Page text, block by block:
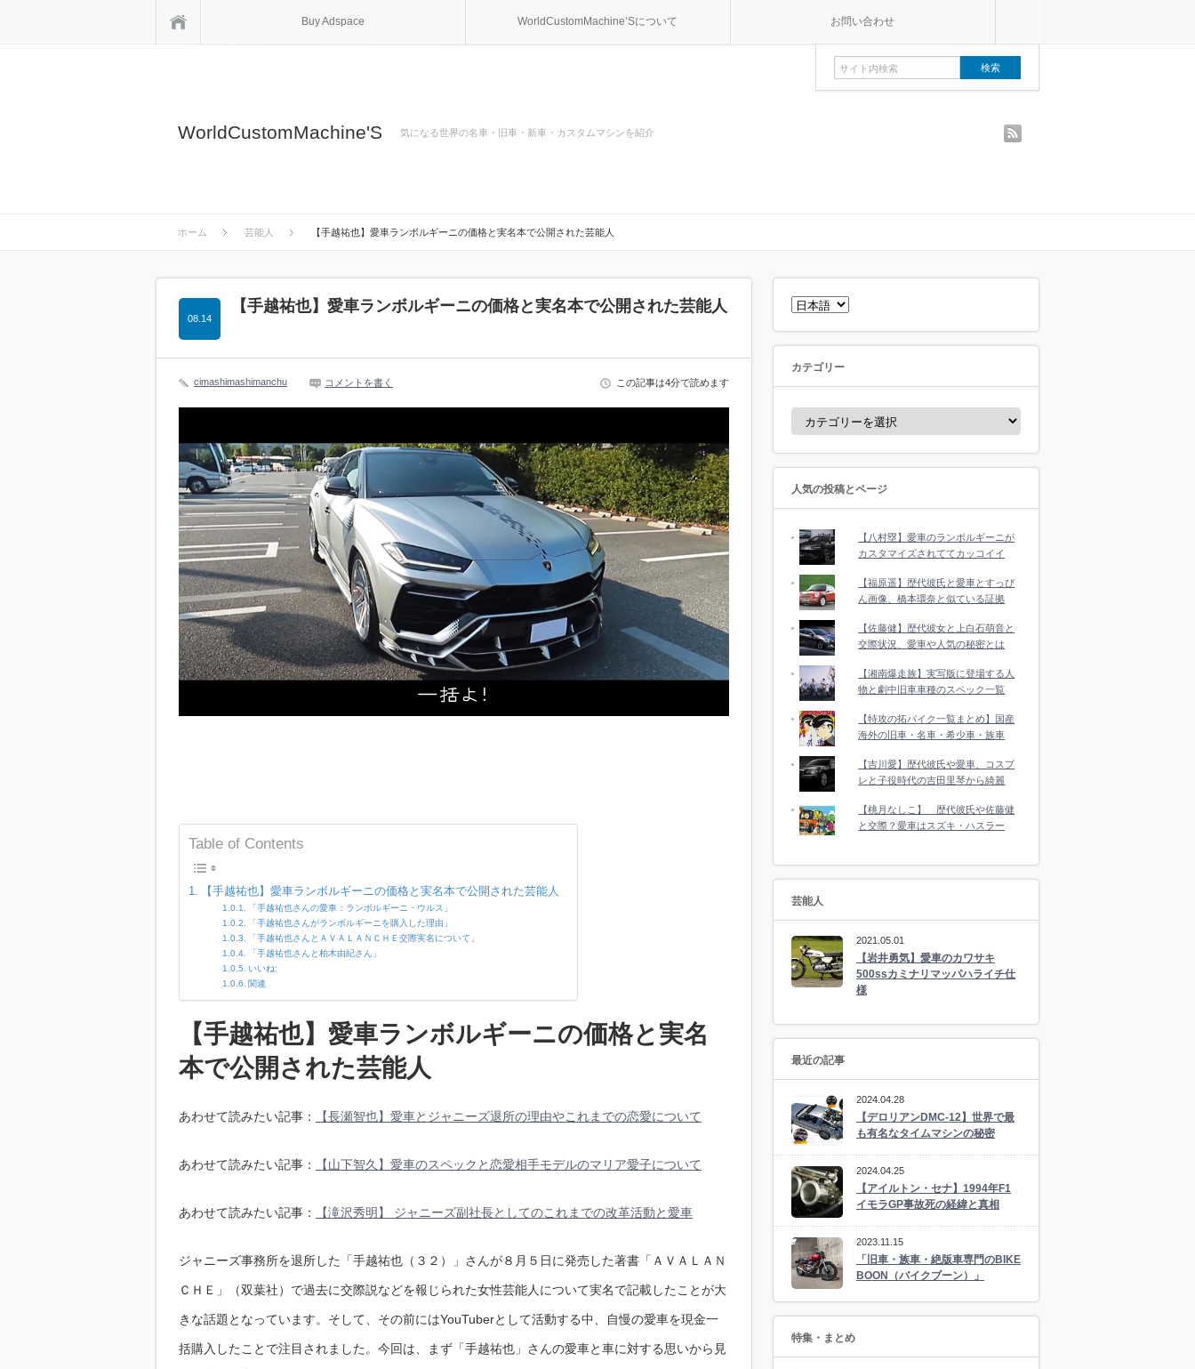
Buy Adspace WorldCustomMachine’Sについて お問い合わせ
WorldCustomMachine'S 気になる世界の名車・旧車・新車・カスタムマシンを紹介
ホーム 芸能人 【手越祐也】愛車ランボルギーニの価格と実名本で公開された芸能人
【手越祐也】愛車ランボルギーニの価格と実名本で公開された芸能人
08.14
cimashimashimanchu コメントを書く この記事は4分で読めます
Table of Contents
【手越祐也】愛車ランボルギーニの価格と実名本で公開された芸能人
「手越祐也さんの愛車：ランボルギーニ・ウルス」
「手越祐也さんがランボルギーニを購入した理由」
「手越祐也さんとＡＶＡＬＡＮＣＨＥ交際実名について」
「手越祐也さんと柏木由紀さん」
いいね:
関連
【手越祐也】愛車ランボルギーニの価格と実名
本で公開された芸能人
あわせて読みたい記事： 【長瀬智也】愛車とジャニーズ退所の理由やこれまでの恋愛について
あわせて読みたい記事： 【山下智久】愛車のスペックと恋愛相手モデルのマリア愛子について
あわせて読みたい記事： 【滝沢秀明】 ジャニーズ副社長としてのこれまでの改革活動と愛車
ジャニーズ事務所を退所した「手越祐也（３２）」さんが８月５日に発売した著書「ＡＶＡＬＡＮ
ＣＨＥ」（双葉社）で過去に交際説などを報じられた女性芸能人について実名で記載したことが大
きな話題となっています。そして、その前にはYouTuberとして活動する中、自慢の愛車を現金一
括購入したことで注目されました。今回は、まず「手越祐也」さんの愛車と車に対する思いから見
言
語
カテゴリー
人気の投稿とページ
【八村塁】愛車のランボルギーニが
カスタマイズされててカッコイイ
【福原遥】歴代彼氏と愛車とすっぴ
ん画像、橋本環奈と似ている証拠
【佐藤健】歴代彼女と上白石萌音と
交際状況、愛車や人気の秘密とは
【湘南爆走族】実写版に登場する人
物と劇中旧車車種のスペック一覧
【特攻の拓バイク一覧まとめ】国産
海外の旧車・名車・希少車・族車
【吉川愛】歴代彼氏や愛車、コスプ
レと子役時代の吉田里琴から綺麗
【桃月なしこ】 歴代彼氏や佐藤健
と交際？愛車はスズキ・ハスラー
芸能人
2021.05.01
【岩井勇気】愛車のカワサキ
500ssカミナリマッパハライチ仕
様
最近の記事
2024.04.28
【デロリアンDMC-12】世界で最
も有名なタイムマシンの秘密
2024.04.25
【アイルトン・セナ】1994年F1
イモラGP事故死の経緯と真相
2023.11.15
「旧車・族車・絶版車専門のBIKE
BOON（バイクブーン）」
特集・まとめ